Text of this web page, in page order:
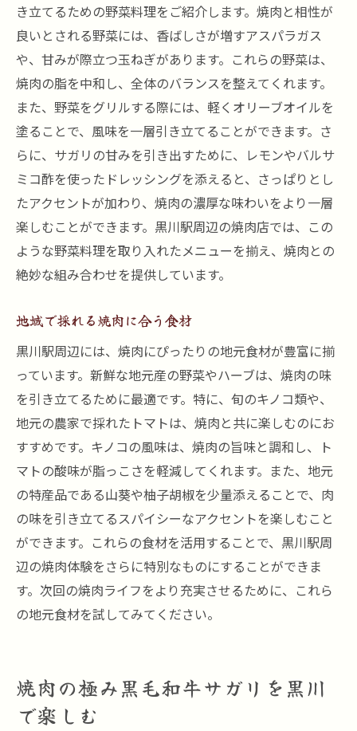
き立てるための野菜料理をご紹介します。焼肉と相性が
良いとされる野菜には、香ばしさが増すアスパラガス
や、甘みが際立つ玉ねぎがあります。これらの野菜は、
焼肉の脂を中和し、全体のバランスを整えてくれます。
また、野菜をグリルする際には、軽くオリーブオイルを
塗ることで、風味を一層引き立てることができます。さ
らに、サガリの甘みを引き出すために、レモンやバルサ
ミコ酢を使ったドレッシングを添えると、さっぱりとし
たアクセントが加わり、焼肉の濃厚な味わいをより一層
楽しむことができます。黒川駅周辺の焼肉店では、この
ような野菜料理を取り入れたメニューを揃え、焼肉との
絶妙な組み合わせを提供しています。
地域で採れる焼肉に合う食材
黒川駅周辺には、焼肉にぴったりの地元食材が豊富に揃
っています。新鮮な地元産の野菜やハーブは、焼肉の味
を引き立てるために最適です。特に、旬のキノコ類や、
地元の農家で採れたトマトは、焼肉と共に楽しむのにお
すすめです。キノコの風味は、焼肉の旨味と調和し、ト
マトの酸味が脂っこさを軽減してくれます。また、地元
の特産品である山葵や柚子胡椒を少量添えることで、肉
の味を引き立てるスパイシーなアクセントを楽しむこと
ができます。これらの食材を活用することで、黒川駅周
辺の焼肉体験をさらに特別なものにすることができま
す。次回の焼肉ライフをより充実させるために、これら
の地元食材を試してみてください。
焼肉の極み黒毛和牛サガリを黒川
で楽しむ